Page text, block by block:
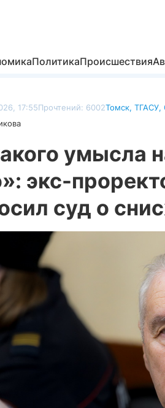
ПолитикаПроисшествия
17:55Прочтений: 6002Томск, ТГАСУ,
умысла
экс-
суд о